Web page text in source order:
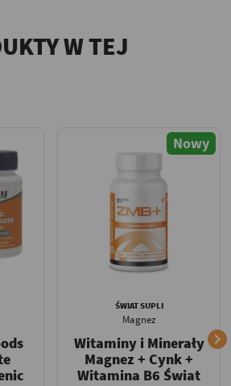
W TEJ
Nowy
ŚWIAT SUPLI
Magnez
Witaminy i Minerały
Magnez + Cynk +
Witamina B6 Świat
